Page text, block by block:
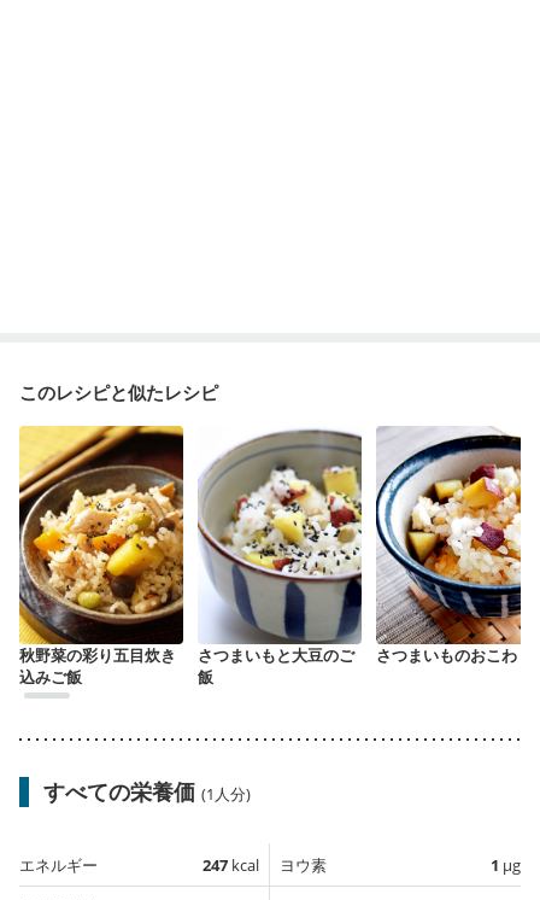
このレシピと似たレシピ
秋野菜の彩り五目炊き
込みご飯
さつまいもと大豆のご
飯
さつまいものおこわ
すべての栄養価 (1人分)
エネルギー 247 kcal
ヨウ素 1 µg